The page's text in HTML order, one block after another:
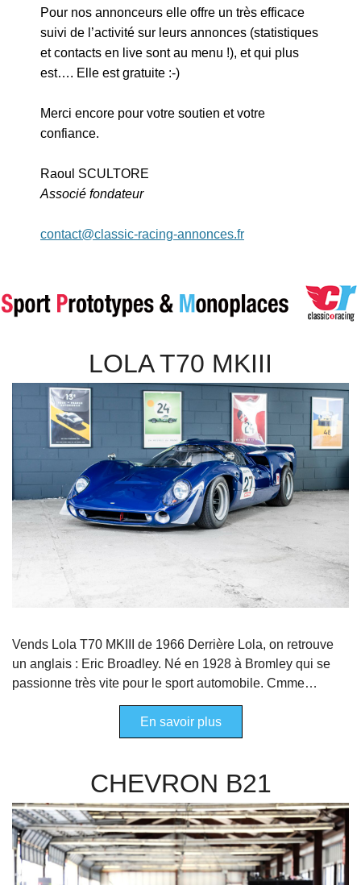
Pour nos annonceurs elle offre un très efficace
suivi de l’activité sur leurs annonces (statistiques
et contacts en live sont au menu !), et qui plus
est…. Elle est gratuite :-)
Merci encore pour votre soutien et votre
confiance.
Raoul SCULTORE
Associé fondateur
contact@classic-racing-annonces.fr
LOLA T70 MKIII
Vends Lola T70 MKIII de 1966 Derrière Lola, on retrouve
un anglais : Eric Broadley. Né en 1928 à Bromley qui se
passionne très vite pour le sport automobile. Cmme…
En savoir plus
CHEVRON B21